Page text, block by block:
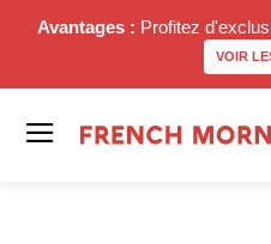
Avantages : Profitez
VOIR